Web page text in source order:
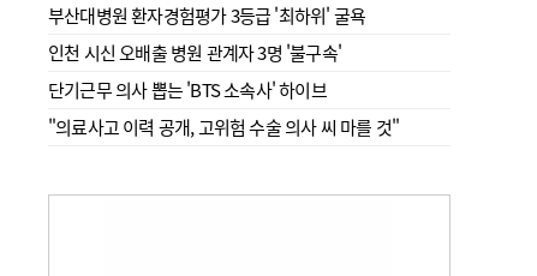
부산대병원 환자경험평가 3등급 '최하위' 굴욕
인천 시신 오배출 병원 관계자 3명 '불구속'
단기근무 의사 뽑는 'BTS 소속사' 하이브
"의료사고 이력 공개, 고위험 수술 의사 씨 마를 것"